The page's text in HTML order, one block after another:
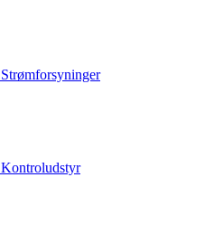
Strømforsyninger
Kontroludstyr